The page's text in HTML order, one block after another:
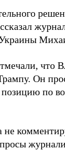
что
Он
по